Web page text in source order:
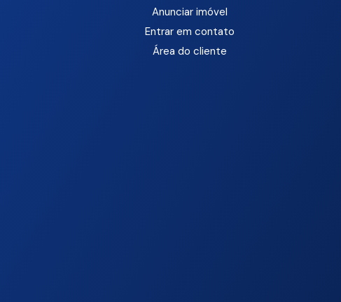
Anunciar imóvel
Entrar em contato
Área do cliente